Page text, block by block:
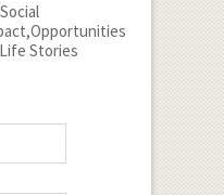
Stories